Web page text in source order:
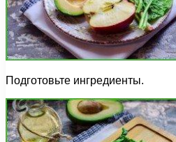
Подготовьте ингредиенты.